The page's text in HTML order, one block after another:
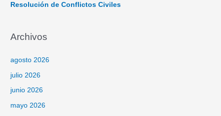
Resolución de Conflictos Civiles
Archivos
agosto 2026
julio 2026
junio 2026
mayo 2026